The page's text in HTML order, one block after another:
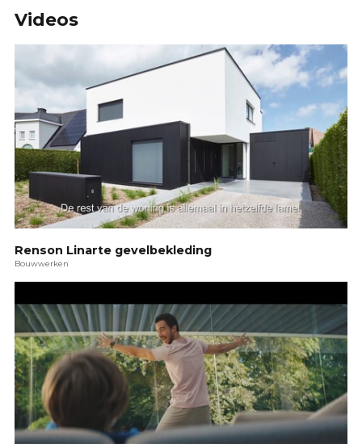
Videos
Renson Linarte gevelbekleding
Bouwwerken